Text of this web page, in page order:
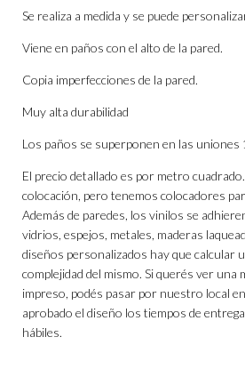
Se realiza a medida y se puede
Viene en paños con el alto de la pared.
Copia imperfecciones de la pared.
Muy alta durabilidad
Los paños se superponen en las uniones
El precio detallado es por metro
colocación, pero tenemos colocadores
Además de paredes, los vinilos se
vidrios, espejos, metales, maderas
diseños personalizados hay que calcular
complejidad del mismo. Si querés ver una
impreso, podés pasar por nuestro local
aprobado el diseño los tiempos de
hábiles.